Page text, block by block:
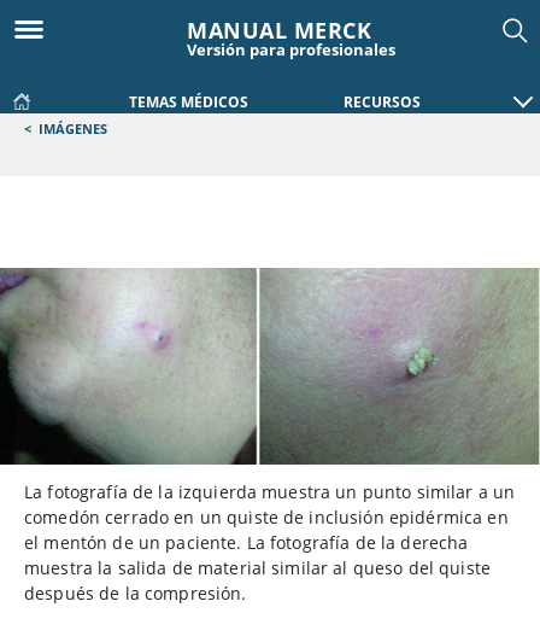
MANUAL MERCK
Versión para profesionales
TEMAS MÉDICOS RECURSOS
< IMÁGENES
La fotografía de la izquierda muestra un punto similar a un
comedón cerrado en un quiste de inclusión epidérmica en
el mentón de un paciente. La fotografía de la derecha
muestra la salida de material similar al queso del quiste
después de la compresión.